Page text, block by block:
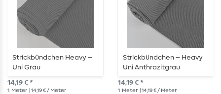
Strickbündchen Heavy –
Uni Grau
14,19 € *
1 Meter | 14,19 € / Meter
Strickbündchen – Heavy
Uni Anthrazitgrau
14,19 € *
1 Meter | 14,19 € / Meter